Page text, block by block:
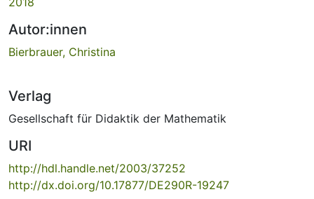
Autor:innen
Bierbrauer, Christina
Verlag
Gesellschaft für Didaktik der Mathematik
URI
http://hdl.handle.net/2003/37252
http://dx.doi.org/10.17877/DE290R-19247